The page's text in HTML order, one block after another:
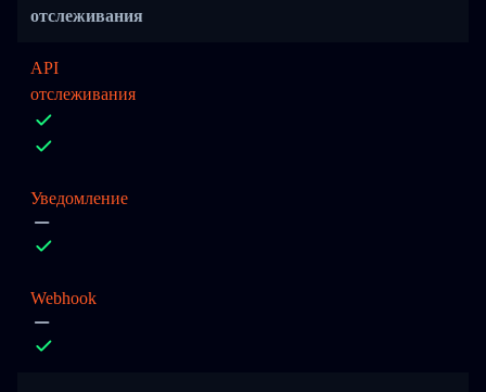
отслеживания
API
отслеживания
Уведомление
Webhook